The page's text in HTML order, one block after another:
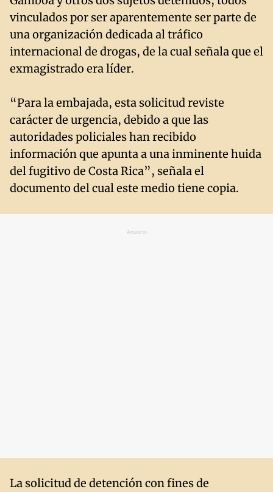
vinculados por ser aparentemente ser parte de
una organización dedicada al tráfico
internacional de drogas, de la cual señala que el
exmagistrado era líder.
“Para la embajada, esta solicitud reviste
carácter de urgencia, debido a que las
autoridades policiales han recibido
información que apunta a una inminente huida
del fugitivo de Costa Rica”, señala el
documento del cual este medio tiene copia.
Anuncio
La solicitud de detención con fines de